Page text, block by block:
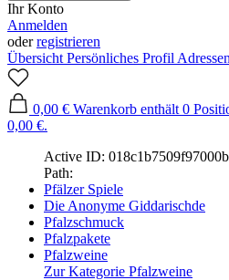
Ihr Konto
Anmelden
oderregistrieren
Übersicht Persönliches Profil Adressen
0,00 € Warenkorb enthält 0
0,00 €.
Active ID:
Path:
Pfälzer Spiele
Die Anonyme Giddarischde
Pfalzschmuck
Pfalzpakete
Pfalzweine
Zur Kategorie Pfalzweine